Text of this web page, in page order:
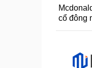
cổ đông